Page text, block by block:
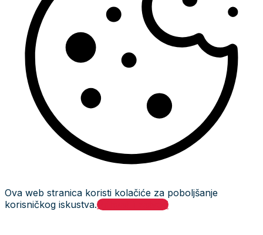
Ova web stranica koristi kolačiće za poboljšanje
korisničkog iskustva.Prihvati i zatvori